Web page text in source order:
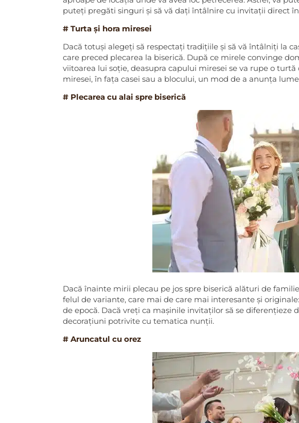
puteți pregăti singuri și să vă dați întâlnire cu invitații direct
# Turta și hora miresei
Dacă totuși alegeți să respectați tradițiile și să vă întâlniți la
care preced plecarea la biserică. După ce mirele convinge
viitoarea lui soție, deasupra capului miresei se va rupe o
miresei, în fața casei sau a blocului, un mod de a anunța
# Plecarea cu alai spre biserică
Dacă înainte mirii plecau pe jos spre biserică alături de
felul de variante, care mai de care mai interesante și
de epocă. Dacă vreți ca mașinile invitaților să se diferențieze
decorațiuni potrivite cu tematica nunții.
# Aruncatul cu orez